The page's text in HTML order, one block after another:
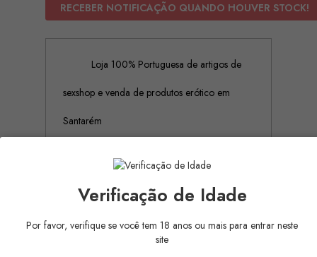
RECEBER NOTIFICAÇÃO QUANDO HOUVER STOCK!
Loja 100% Portuguesa de artigos de
sexshop e venda de produtos erótico em
Santarém
Embalagem 100% discreta e sem
rótulos ou publicidades
Verificação de Idade
Por favor, verifique se você tem 18 anos ou mais para entrar neste
site